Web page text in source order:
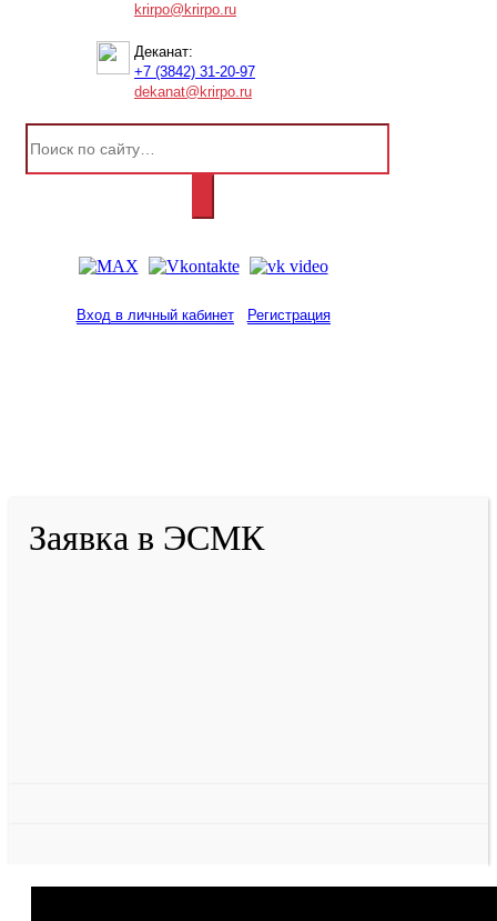
krirpo@krirpo.ru
Деканат:
+7 (3842) 31-20-97
dekanat@krirpo.ru
Вход в личный кабинет Регистрация
Заявка в ЭСМК